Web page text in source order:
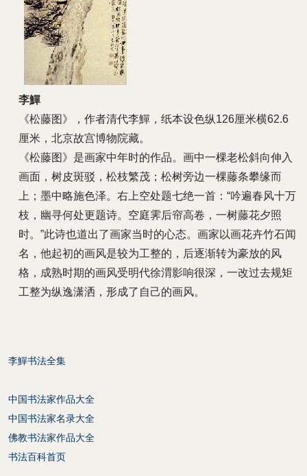
李鱓
《松藤图》，作者清代李鱓，纸本设色纵126厘米横62.6
厘米，北京故宫博物院藏。
《松藤图》是画家中年时的作品。画中一棵老松斜向伸入
画面，树皮斑驳，松枝繁茂；松树旁边一棵藤条攀缘而
上；墨中略施色泽。右上空处题七绝一首：“吟遍春风十万
枝，幽寻何处更题诗。空庭霁后帘高卷，一树藤花夕照
时。”此诗也道出了画家当时的心态。画家以画花卉竹石闻
名，他起初的画风是较为工整的，后逐渐转为豪放的风
格，成熟时期的画风受明代徐渭影响很深，一改过去规矩
工整为纵逸潇洒，形成了自己的画风。
李鱓书法全集
中国书法家作品大全
中国书法家名录大全
佛教书法家作品大全
书法百科首页